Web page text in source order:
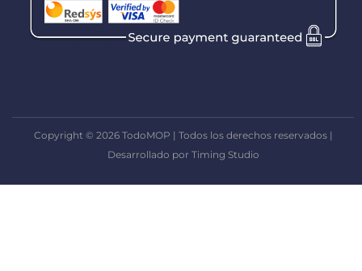
Copyright © 2026 TodoMOP | Todos los derechos reservados |
Desarrollado por Timing Studio